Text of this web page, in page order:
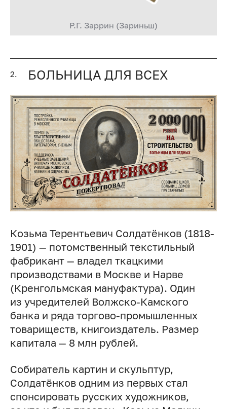
Р.Г. Заррин (Зариньш)
2. БОЛЬНИЦА ДЛЯ ВСЕХ
Козьма Терентьевич Солдатёнков (1818-
1901) — потомственный текстильный
фабрикант — владел ткацкими
производствами в Москве и Нарве
(Кренгольмская мануфактура). Один
из учредителей Волжско-Камского
банка и ряда торгово-промышленных
товариществ, книгоиздатель. Размер
капитала — 8 млн рублей.
Собиратель картин и скульптур,
Солдатёнков одним из первых стал
спонсировать русских художников,